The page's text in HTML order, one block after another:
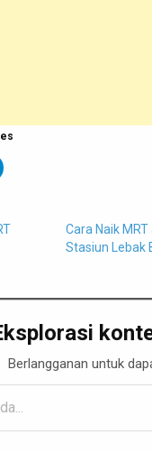
Cara Naik
Stasiun Lebak
Berlangganan untuk